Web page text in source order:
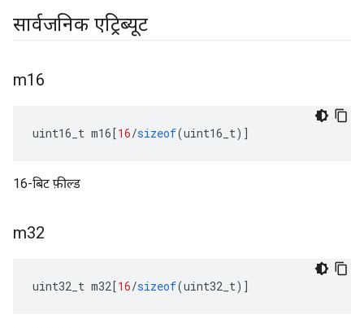
सार्वजनिक एट्रिब्यूट
m16
uint16_t m16[16/sizeof(uint16_t)]
16-बिट फ़ील्ड
m32
uint32_t m32[16/sizeof(uint32_t)]